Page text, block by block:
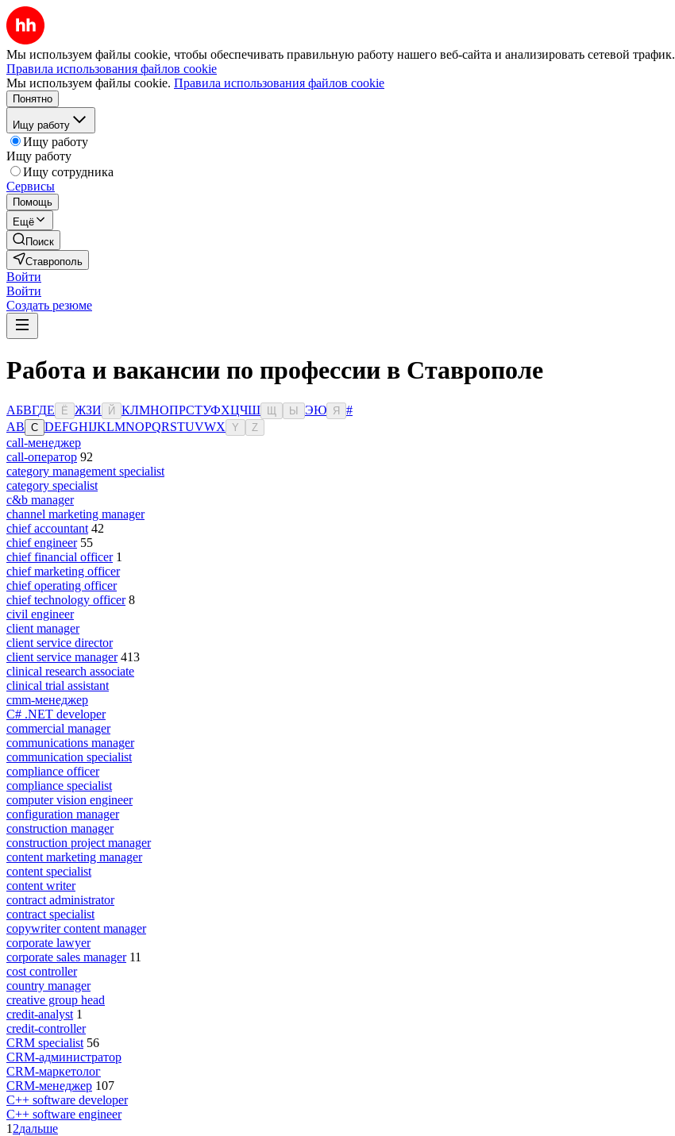
Мы используем файлы cookie, чтобы обеспечивать правильную работу нашего веб-сайта и анализировать сетевой трафик.
Правила использования файлов cookie
Мы используем файлы cookie. Правила использования файлов cookie
Понятно
Ищу работу
Ищу работу
Ищу работу
Ищу сотрудника
Сервисы
Помощь
Ещё
Поиск
Ставрополь
Войти
Войти
Создать резюме
Работа и вакансии по профессии в Ставрополе
АБВГДЕ Ё ЖЗИ Й КЛМНОПРСТУФХЦЧШ Ы ЭЮ Я
#
AB C DEFGHIJKLMNOPQRSTUVWX Y Z
call-менеджер
call-оператор 92
category management specialist
category specialist
c&b manager
channel marketing manager
chief accountant 42
chief engineer 55
chief financial officer 1
chief marketing officer
chief operating officer
chief technology officer 8
civil engineer
client manager
client service director
client service manager 413
clinical research associate
clinical trial assistant
cmm-менеджер
C# .NET developer
commercial manager
communications manager
communication specialist
compliance officer
compliance specialist
computer vision engineer
configuration manager
construction manager
construction project manager
content marketing manager
content specialist
content writer
contract administrator
contract specialist
copywriter content manager
corporate lawyer
corporate sales manager 11
cost controller
country manager
creative group head
credit-analyst 1
credit-controller
CRM specialist 56
CRM-администратор
CRM-маркетолог
CRM-менеджер 107
C++ software developer
C++ software engineer
1 2дальше